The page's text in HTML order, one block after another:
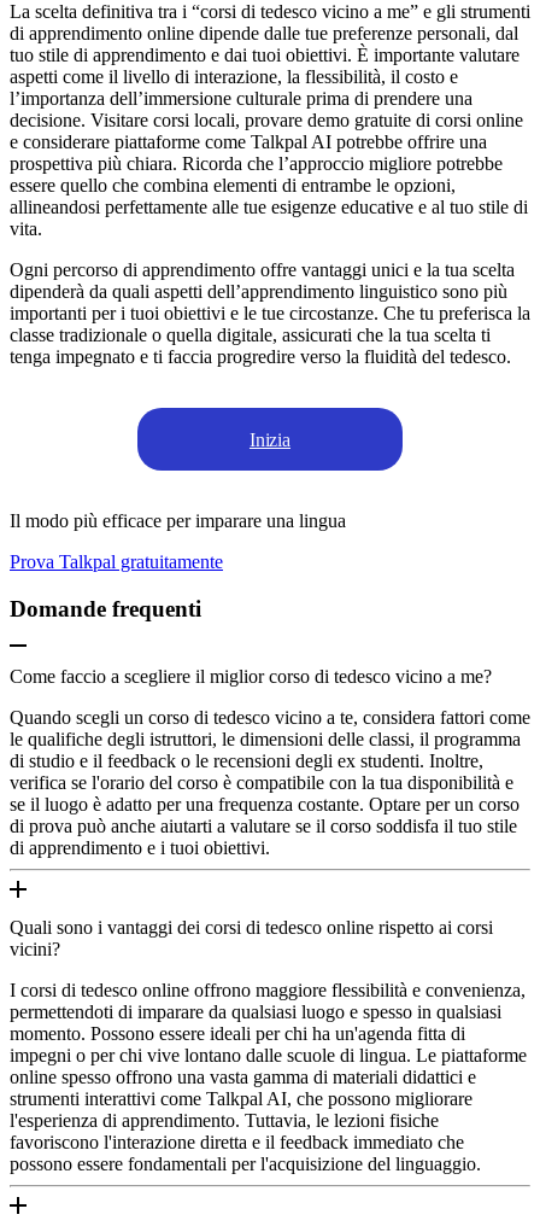
La scelta definitiva tra i “corsi di tedesco vicino a me” e gli strumenti
di apprendimento online dipende dalle tue preferenze personali, dal
tuo stile di apprendimento e dai tuoi obiettivi. È importante valutare
aspetti come il livello di interazione, la flessibilità, il costo e
l’importanza dell’immersione culturale prima di prendere una
decisione. Visitare corsi locali, provare demo gratuite di corsi online
e considerare piattaforme come Talkpal AI potrebbe offrire una
prospettiva più chiara. Ricorda che l’approccio migliore potrebbe
essere quello che combina elementi di entrambe le opzioni,
allineandosi perfettamente alle tue esigenze educative e al tuo stile di
vita.
Ogni percorso di apprendimento offre vantaggi unici e la tua scelta
dipenderà da quali aspetti dell’apprendimento linguistico sono più
importanti per i tuoi obiettivi e le tue circostanze. Che tu preferisca la
classe tradizionale o quella digitale, assicurati che la tua scelta ti
tenga impegnato e ti faccia progredire verso la fluidità del tedesco.
Inizia
Il modo più efficace per imparare una lingua
Prova Talkpal gratuitamente
Domande frequenti
Come faccio a scegliere il miglior corso di tedesco vicino a me?
Quando scegli un corso di tedesco vicino a te, considera fattori come
le qualifiche degli istruttori, le dimensioni delle classi, il programma
di studio e il feedback o le recensioni degli ex studenti. Inoltre,
verifica se l'orario del corso è compatibile con la tua disponibilità e
se il luogo è adatto per una frequenza costante. Optare per un corso
di prova può anche aiutarti a valutare se il corso soddisfa il tuo stile
di apprendimento e i tuoi obiettivi.
Quali sono i vantaggi dei corsi di tedesco online rispetto ai corsi
vicini?
I corsi di tedesco online offrono maggiore flessibilità e convenienza,
permettendoti di imparare da qualsiasi luogo e spesso in qualsiasi
momento. Possono essere ideali per chi ha un'agenda fitta di
impegni o per chi vive lontano dalle scuole di lingua. Le piattaforme
online spesso offrono una vasta gamma di materiali didattici e
strumenti interattivi come Talkpal AI, che possono migliorare
l'esperienza di apprendimento. Tuttavia, le lezioni fisiche
favoriscono l'interazione diretta e il feedback immediato che
possono essere fondamentali per l'acquisizione del linguaggio.